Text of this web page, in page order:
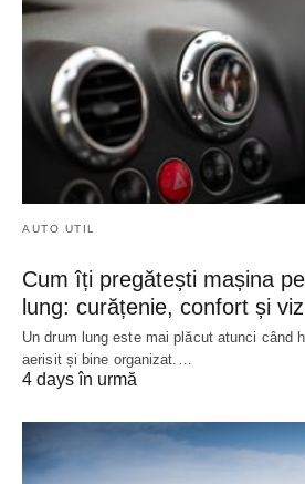
AUTO UTIL
Cum îți pregătești mașina
lung: curățenie, confort și
Un drum lung este mai plăcut atunci când
aerisit și bine organizat.…
4 days în urmă